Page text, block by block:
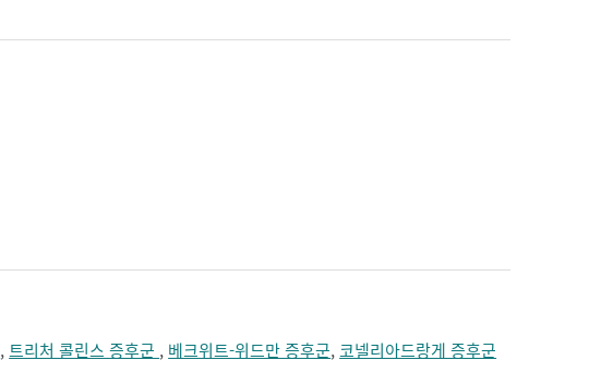
,트리처 콜린스 증후군 , 베크위트-위드만 증후군,코넬리아드랑게 증후군